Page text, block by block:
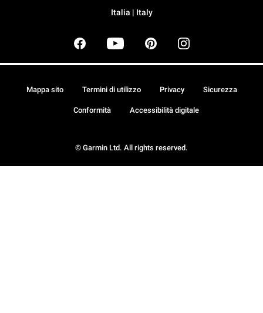
Italia | Italy
© Garmin Ltd. All rights reserved.
Mappa sito Termini di utilizzo Privacy Sicurezza
Conformità Accessibilità digitale